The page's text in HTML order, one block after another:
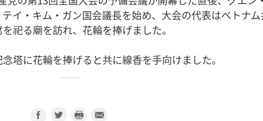
イ・キム・ガン国会議長を始め、大会の代表はベトナ
祀る廟を訪れ、花輪を捧げました。
塔に花輪を捧げると共に線香を手向けました。